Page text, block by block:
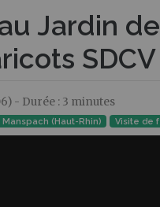
Jardin
- Durée : 3 minutes
(Haut-Rhin) Visite de